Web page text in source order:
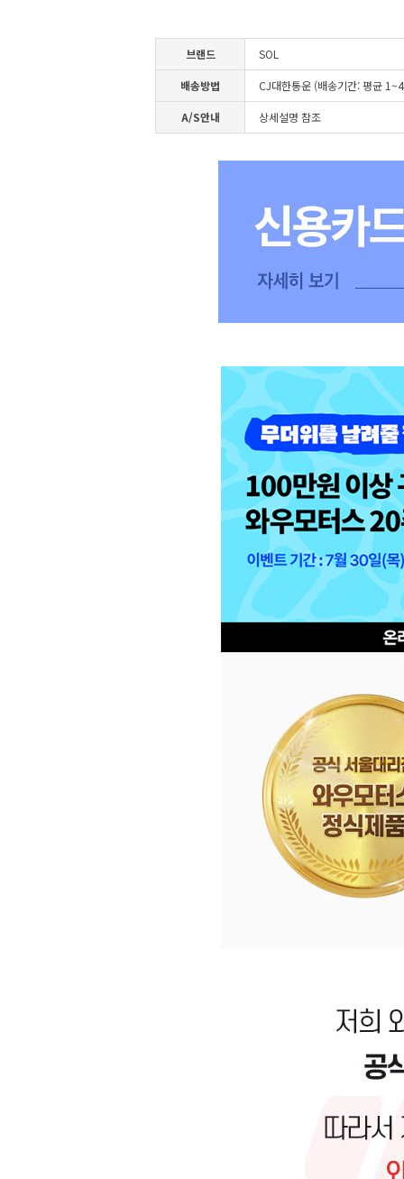
브랜드 SOL
배송방법 CJ대한통운 (배송기간: 평균
A/S안내 상세설명 참조